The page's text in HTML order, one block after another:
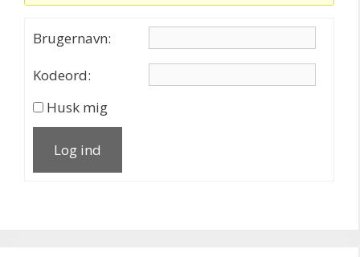
Brugernavn:
Kodeord:
Husk mig
Log ind